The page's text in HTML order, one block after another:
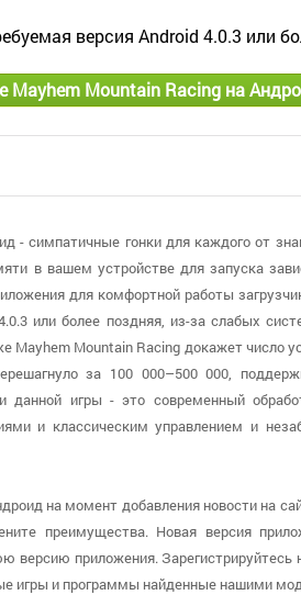
версия Android 4.0.3 или
Mayhem Mountain Racing на
- симпатичные гонки для каждого от
в вашем устройстве для запуска
для комфортной работы
или более поздняя, из-за слабых
Mayhem Mountain Racing докажет число
за 100 000–500 000,
данной игры - это современный
и классическим управлением и
на момент добавления новости на
преимущества. Новая версия
версию приложения. Зарегистрируйтесь
игры и программы найденные нашими